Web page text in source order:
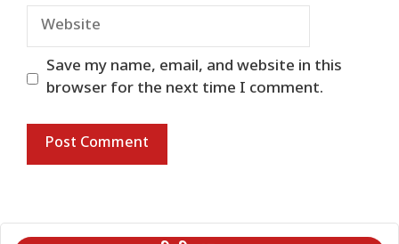
Website
Save my name, email, and website in this
browser for the next time I comment.